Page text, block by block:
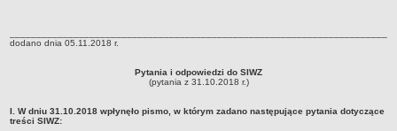
Klauzula Informacyjna
Elektroniczna Skrzynka Podawcza
Informacja o wyznaczeniu Inspektora Danych Osobowych
dodano dnia 05.11.2018 r.
Pytania i odpowiedzi do SIWZ
(pytania z 31.10.2018 r.)
I. W dniu 31.10.2018 wpłynęło pismo, w którym zadano następujące pytania dotyczące
treści SIWZ: